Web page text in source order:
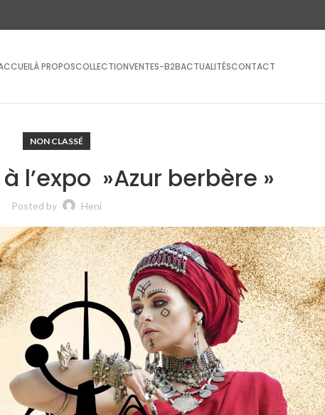
À PROPOSCOLLECTIONVENTES-B2BACTUALITÉSCONTACT
NON CLASSÉ
l’expo »Azur berbère »
Posted by Heni